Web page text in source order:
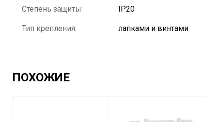
Степень защиты: IP20
Тип крепления: лапками и винтами
ПОХОЖИЕ